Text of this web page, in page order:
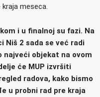
meseca.
i u finalnoj su fazi. Na
Niš 2 sada se već radi
najveći objekat na ovom
će MUP izvršiti
radova, kako bismo
u probni rad pre kraja